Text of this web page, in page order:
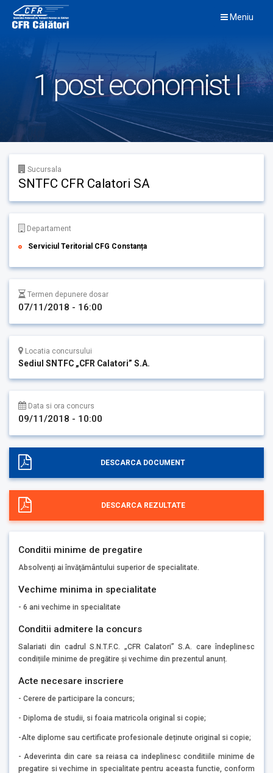
content
Meniu
1 post economist I
Sucursala
SNTFC CFR Calatori SA
Departament
Serviciul Teritorial CFG Constanța
Termen depunere dosar
07/11/2018 - 16:00
Locatia concursului
Sediul SNTFC „CFR Calatori” S.A.
Data si ora concurs
09/11/2018 - 10:00
DESCARCA DOCUMENT
DESCARCA REZULTATE
Conditii minime de pregatire
Absolvenţi ai învăţământului superior de specialitate.
Vechime minima in specialitate
- 6 ani vechime in specialitate
Conditii admitere la concurs
Salariati din cadrul S.N.T.F.C. „CFR Calatori” S.A. care îndeplinesc
condițiile minime de pregătire și vechime din prezentul anunț.
Acte necesare inscriere
- Cerere de participare la concurs;
- Diploma de studii, si foaia matricola original si copie;
-Alte diplome sau certificate profesionale deținute original si copie;
- Adeverinta din care sa reiasa ca indeplinesc conditiile minime de
pregatire si vechime in specialitate pentru aceasta functie, conform